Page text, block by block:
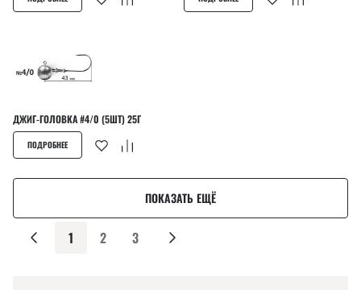
ДЖИГ-ГОЛОВКА #4/0 (5ШТ) 25Г
ПОДРОБНЕЕ
ПОКАЗАТЬ ЕЩЁ
1 2 3